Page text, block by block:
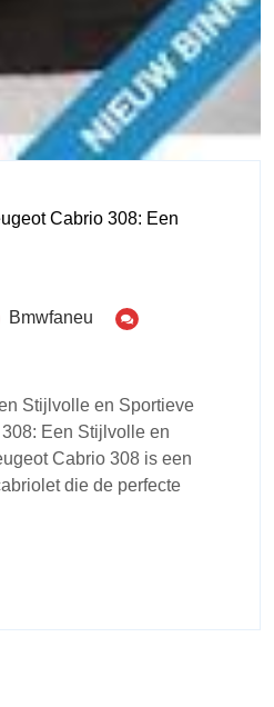
Cabrio 308: Een
Bmwfaneu
Stijlvolle en Sportieve
Een Stijlvolle en
Cabrio 308 is een
die de perfecte